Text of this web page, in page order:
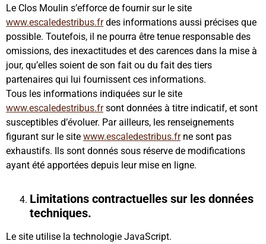
Le Clos Moulin s’efforce de fournir sur le site
www.escaledestribus.frdes informations aussi précises que
possible. Toutefois, il ne pourra être tenue responsable des
omissions, des inexactitudes et des carences dans la mise à
jour, qu’elles soient de son fait ou du fait des tiers
partenaires qui lui fournissent ces informations.
Tous les informations indiquées sur le site
www.escaledestribus.frsont données à titre indicatif, et sont
susceptibles d’évoluer. Par ailleurs, les renseignements
figurant sur le site www.escaledestribus.frne sont pas
exhaustifs. Ils sont donnés sous réserve de modifications
ayant été apportées depuis leur mise en ligne.
Limitations contractuelles sur les données
techniques.
Le site utilise la technologie JavaScript.